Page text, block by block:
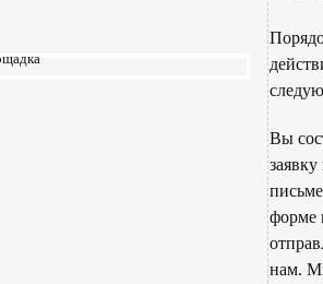
Вы
заявку
форме
нам.